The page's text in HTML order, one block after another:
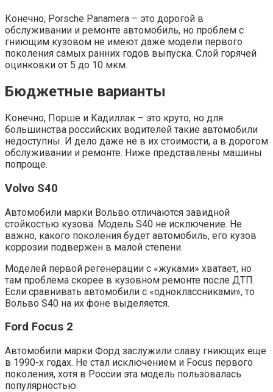
Конечно, Porsche Panamera – это дорогой в
обслуживании и ремонте автомобиль, но проблем с
гниющим кузовом не имеют даже модели первого
поколения самых ранних годов выпуска. Слой горячей
оцинковки от 5 до 10 мкм.
Бюджетные варианты
Конечно, Порше и Кадиллак – это круто, но для
большинства российских водителей такие автомобили
недоступны. И дело даже не в их стоимости, а в дорогом
обслуживании и ремонте. Ниже представлены машины
попроще.
Volvo S40
Автомобили марки Вольво отличаются завидной
стойкостью кузова. Модель S40 не исключение. Не
важно, какого поколения будет автомобиль, его кузов
коррозии подвержен в малой степени.
Моделей первой регенерации с «жуками» хватает, но
там проблема скорее в кузовном ремонте после ДТП.
Если сравнивать автомобили с «одноклассниками», то
Вольво S40 на их фоне выделяется.
Ford Focus 2
Автомобили марки Форд заслужили славу гниющих еще
в 1990-х годах. Не стал исключением и Focus первого
поколения, хотя в России эта модель пользовалась
популярностью.